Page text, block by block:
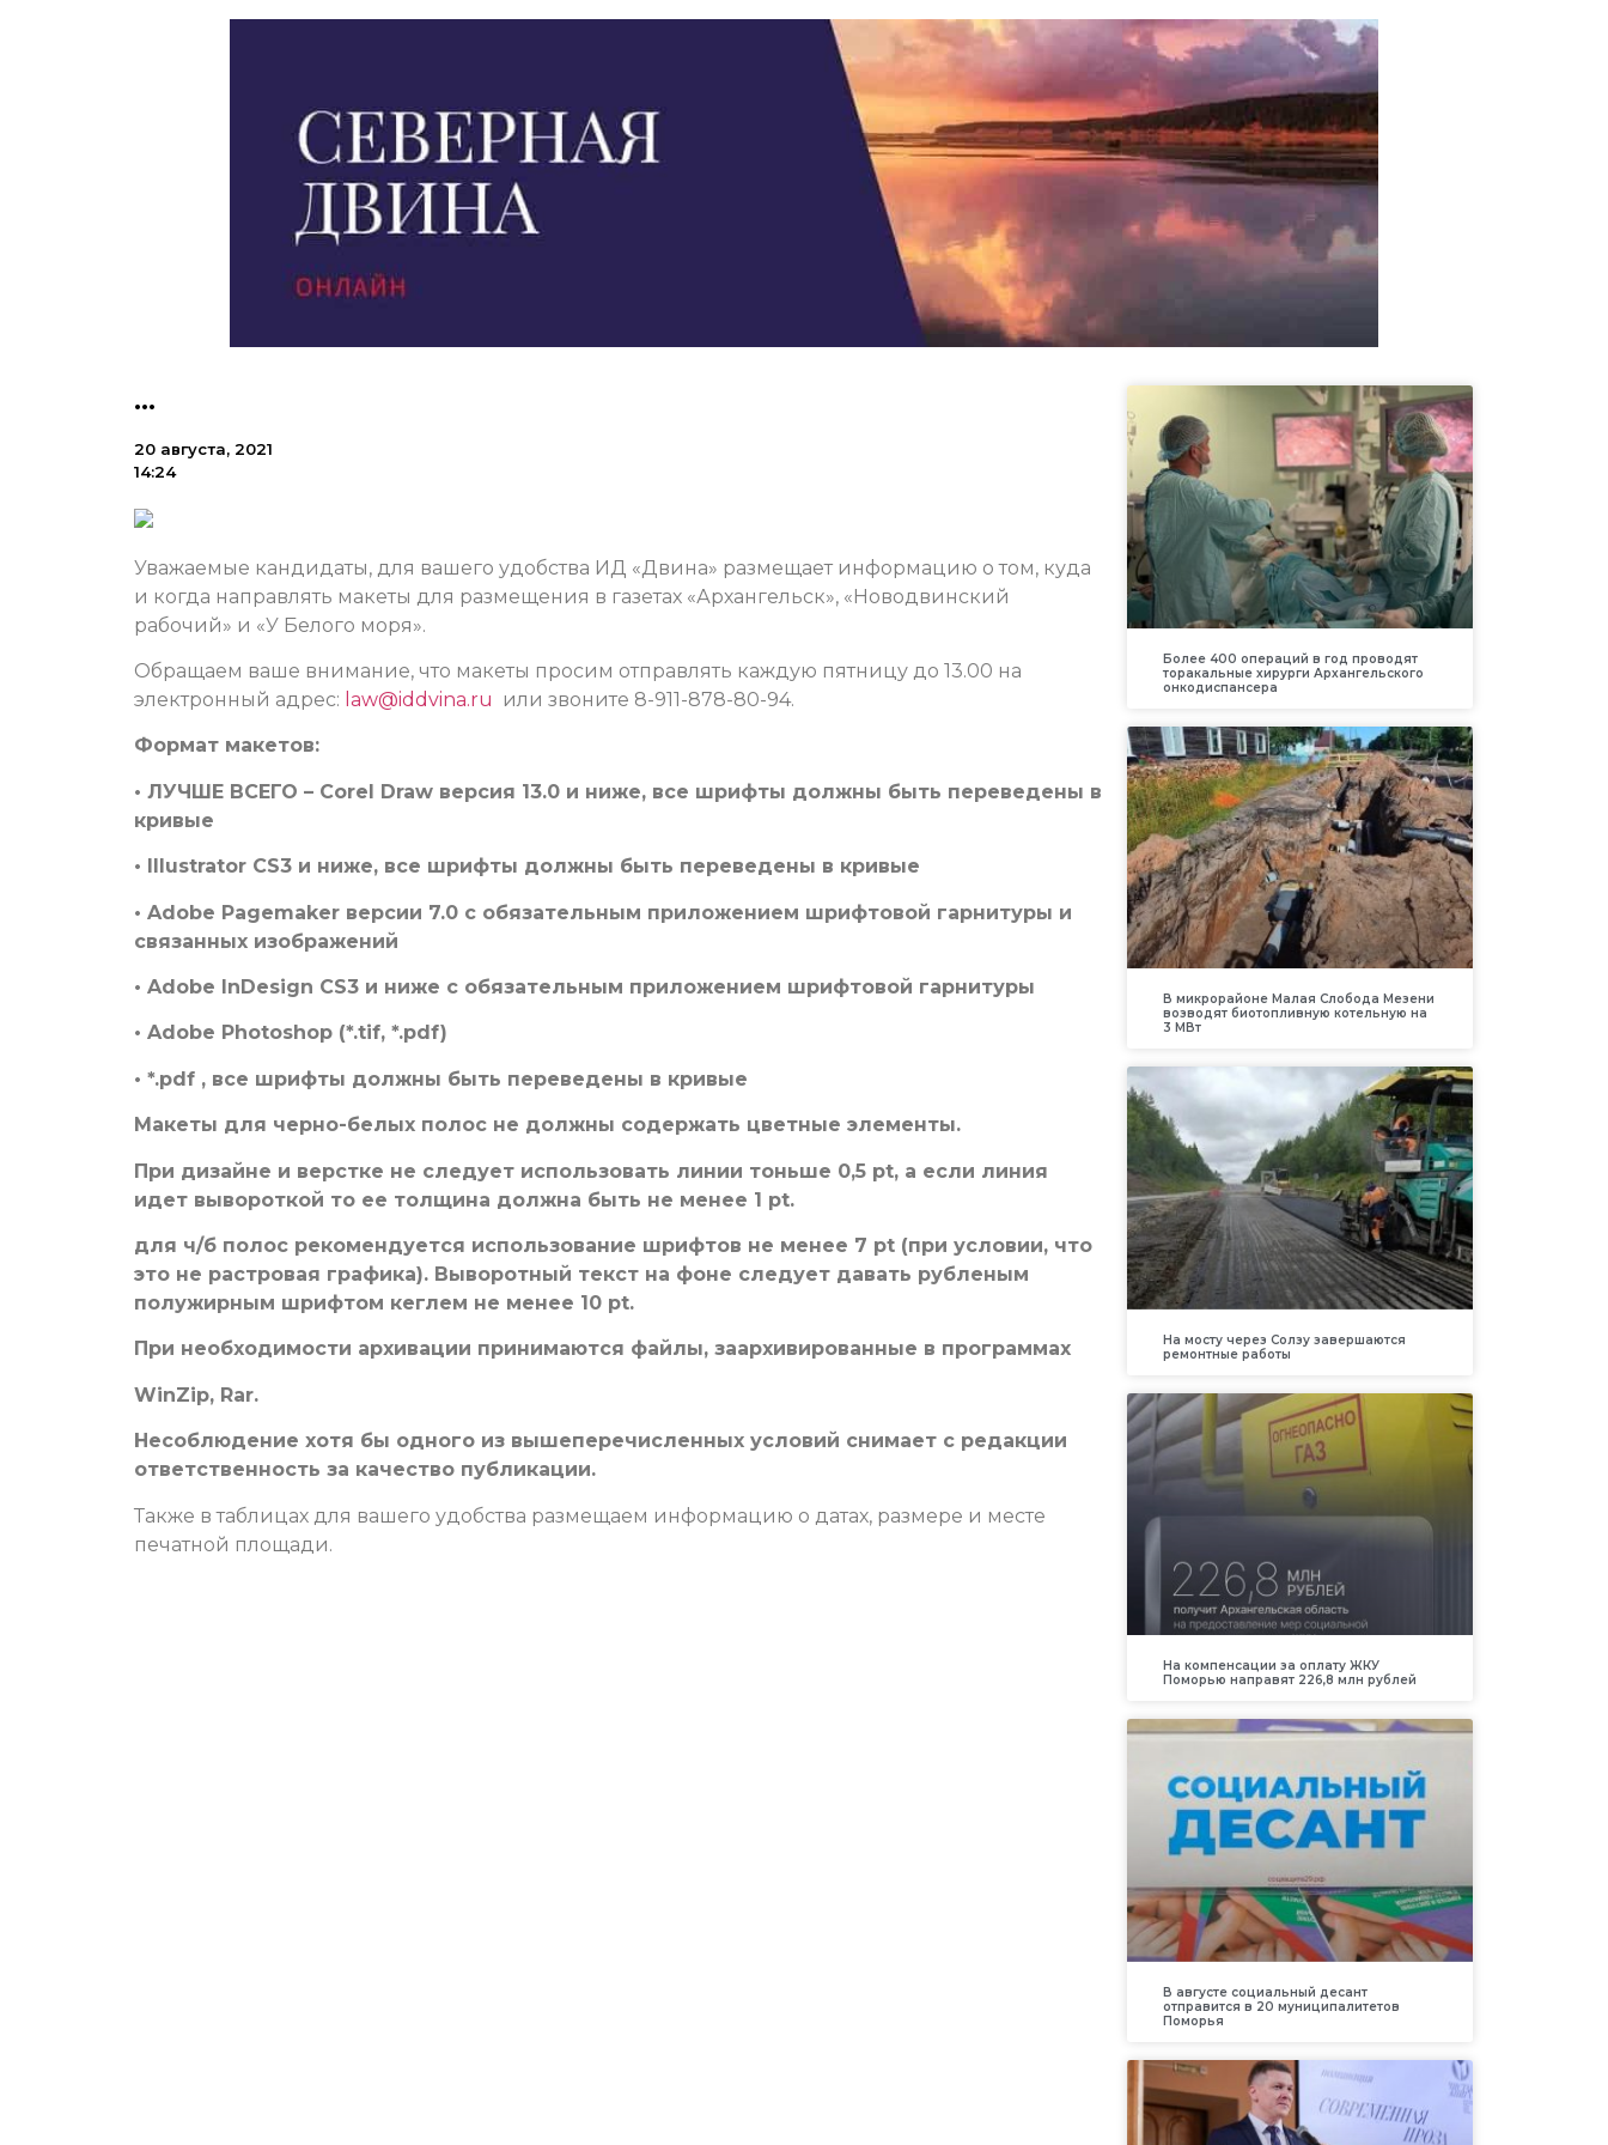
…
20 августа, 2021
14:24
Уважаемые кандидаты, для вашего удобства ИД «Двина» размещает информацию о том, куда
и когда направлять макеты для размещения в газетах «Архангельск», «Новодвинский
рабочий» и «У Белого моря».
Обращаем ваше внимание, что макеты просим отправлять каждую пятницу до 13.00 на
электронный адрес: law@iddvina.ru или звоните 8-911-878-80-94.
Формат макетов:
• ЛУЧШЕ ВСЕГО – Corel Draw версия 13.0 и ниже, все шрифты должны быть переведены в
кривые
• Illustrator CS3 и ниже, все шрифты должны быть переведены в кривые
• Adobe Pagemaker версии 7.0 с обязательным приложением шрифтовой гарнитуры и
связанных изображений
• Adobe InDesign CS3 и ниже с обязательным приложением шрифтовой гарнитуры
• Adobe Photoshop (*.tif, *.pdf)
• *.pdf , все шрифты должны быть переведены в кривые
Макеты для черно-белых полос не должны содержать цветные элементы.
При дизайне и верстке не следует использовать линии тоньше 0,5 pt, а если линия
идет вывороткой то ее толщина должна быть не менее 1 pt.
для ч/б полос рекомендуется использование шрифтов не менее 7 pt (при условии, что
это не растровая графика). Выворотный текст на фоне следует давать рубленым
полужирным шрифтом кеглем не менее 10 pt.
При необходимости архивации принимаются файлы, заархивированные в программах
WinZip, Rar.
Несоблюдение хотя бы одного из вышеперечисленных условий снимает с редакции
ответственность за качество публикации.
Также в таблицах для вашего удобства размещаем информацию о датах, размере и месте
печатной площади.
Более 400 операций в год проводят
торакальные хирурги Архангельского
онкодиспансера
В микрорайоне Малая Слобода Мезени
возводят биотопливную котельную на
3 МВт
На мосту через Солзу завершаются
ремонтные работы
На компенсации за оплату ЖКУ
Поморью направят 226,8 млн рублей
В августе социальный десант
отправится в 20 муниципалитетов
Поморья